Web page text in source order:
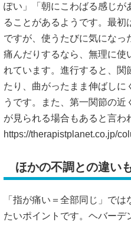
ぽい」「朝にこわばる感じが
ることがあるようです。最
ですが、使うたびに気になっ
痛んだりするなら、無理に使
れています。進行すると、関
たり、曲がったまま伸ばしに
うです。また、第一関節の
が見られる場合もあると言わ
https://therapistplanet.co.jp/
ほかの不調との違い
「指が痛い＝全部同じ」で
たいポイントです。ヘバー